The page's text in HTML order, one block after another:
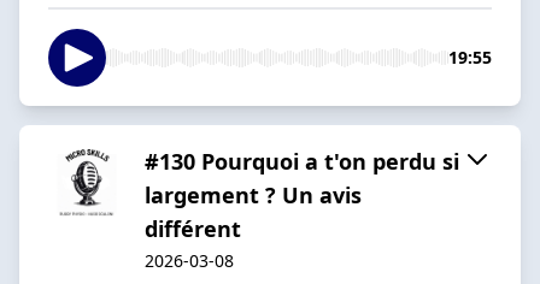
19:55
#130 Pourquoi a t'on perdu si
largement ? Un avis
différent
2026-03-08